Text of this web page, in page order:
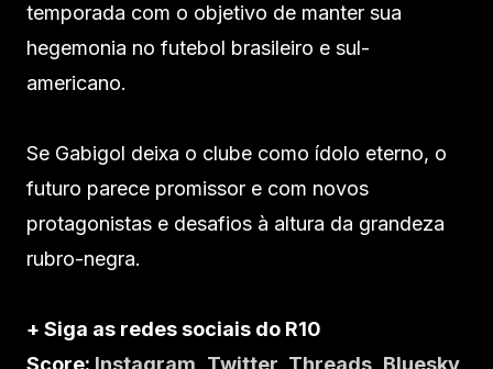
temporada com o objetivo de manter sua
hegemonia no futebol brasileiro e sul-
americano.
Se Gabigol deixa o clube como ídolo eterno, o
futuro parece promissor e com novos
protagonistas e desafios à altura da grandeza
rubro-negra.
+ Siga as redes sociais do R10